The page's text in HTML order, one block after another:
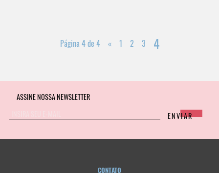
Página 4 de 4 « 1 2 3 4
ASSINE NOSSA NEWSLETTER
CONTATO